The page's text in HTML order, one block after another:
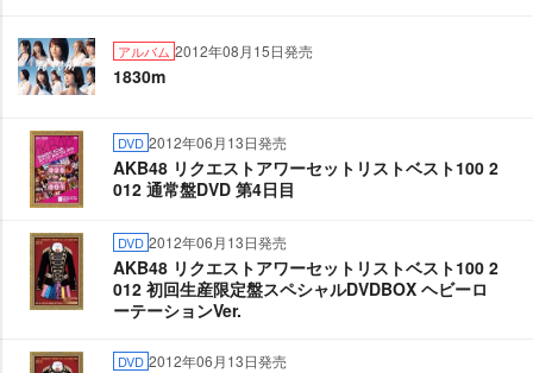
アルバム 2012年08月15日発売
1830m
DVD 2012年06月13日発売
AKB48 リクエストアワーセットリストベスト100 2
012 通常盤DVD 第4日目
DVD 2012年06月13日発売
AKB48 リクエストアワーセットリストベスト100 2
012 初回生産限定盤スペシャルDVDBOX ヘビーロ
ーテーションVer.
DVD 2012年06月13日発売